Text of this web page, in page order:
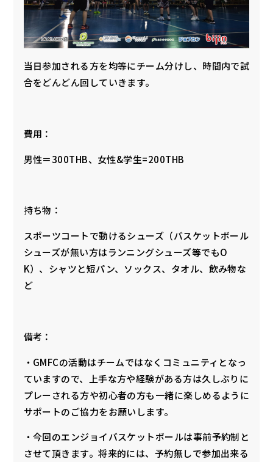
当日参加される方を均等にチーム分けし、時間内で試
合をどんどん回していきます。
費用：
男性＝300THB、女性&学生=200THB
持ち物：
スポーツコートで動けるシューズ（バスケットボール
シューズが無い方はランニングシューズ等でもO
K）、シャツと短パン、ソックス、タオル、飲み物な
ど
備考：
・GMFCの活動はチームではなくコミュニティとなっ
ていますので、上手な方や経験がある方は久しぶりに
プレーされる方や初心者の方も一緒に楽しめるように
サポートのご協力をお願いします。
・今回のエンジョイバスケットボールは事前予約制と
させて頂きます。将来的には、予約無しで参加出来る